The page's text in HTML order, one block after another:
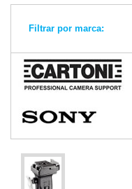
Filtrar por marca: